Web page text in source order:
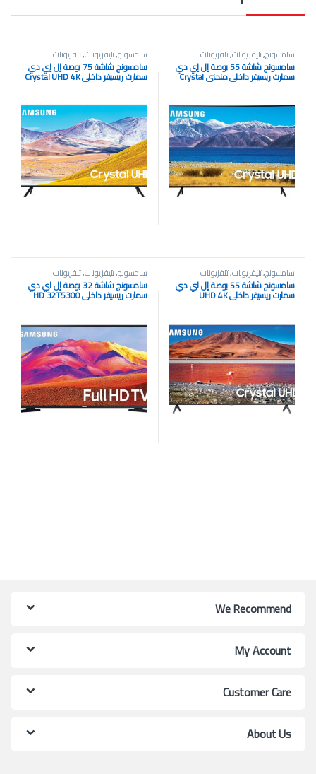
سامسونج,تليفزيونات,تلفزيونات
سامسونج شاشة 55 بوصة إل إي دي
سمارت ريسيفر داخلي منحني Crystal
UHD 4K 55TU8300
سامسونج,تليفزيونات,تلفزيونات
سامسونج شاشة 75 بوصة إل إي دي
سمارت ريسيفر داخلي Crystal UHD 4K
75TU8000
سامسونج,تليفزيونات,تلفزيونات
سامسونج شاشة 55 بوصة إل اي دي
سمارت ريسيفر داخلي UHD 4K
55TU7000
سامسونج,تليفزيونات,تلفزيونات
سامسونج شاشة 32 بوصة إل اي دي
سمارت ريسيفر داخلي HD 32T5300
We Recommend
My Account
Customer Care
About Us